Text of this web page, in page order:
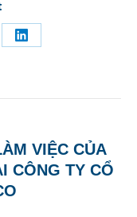
Share
LinkedIn
VIỆC CỦA
CÔNG TY CỔ